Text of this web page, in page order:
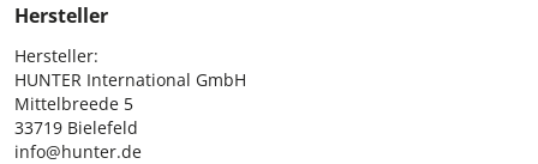
Hersteller
Hersteller:
HUNTER International GmbH
Mittelbreede 5
33719 Bielefeld
info@hunter.de